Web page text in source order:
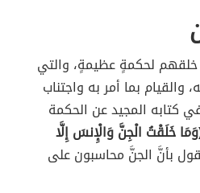
خلقهم لحكمةٍ عظيمةٍ، والتي
بما أمر به واجتناب
كتابه المجيد عن الحكمة
خَلَقْتُ الْجِنَّ وَالْإِنسَ إِلَّا
بأنَّ الجنَّ محاسبون على